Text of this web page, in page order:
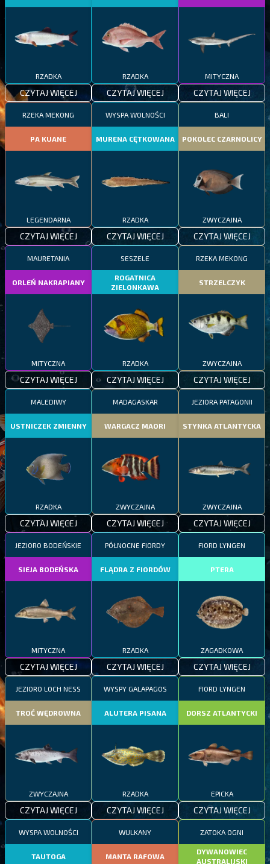
RZADKA
CZYTAJ WIĘCEJ
RZADKA
CZYTAJ WIĘCEJ
MITYCZNA
CZYTAJ WIĘCEJ
RZEKA MEKONG
PA KUANE
LEGENDARNA
CZYTAJ WIĘCEJ
WYSPA WOLNOŚCI
MURENA CĘTKOWANA
RZADKA
CZYTAJ WIĘCEJ
BALI
POKOLEC CZARNOLICY
ZWYCZAJNA
CZYTAJ WIĘCEJ
MAURETANIA
ORLEŃ NAKRAPIANY
MITYCZNA
CZYTAJ WIĘCEJ
SESZELE
ROGATNICA
ZIELONKAWA
RZADKA
CZYTAJ WIĘCEJ
RZEKA MEKONG
STRZELCZYK
ZWYCZAJNA
CZYTAJ WIĘCEJ
MALEDIWY
USTNICZEK ZMIENNY
RZADKA
CZYTAJ WIĘCEJ
MADAGASKAR
WARGACZ MAORI
ZWYCZAJNA
CZYTAJ WIĘCEJ
JEZIORA PATAGONII
STYNKA ATLANTYCKA
ZWYCZAJNA
CZYTAJ WIĘCEJ
JEZIORO BODEŃSKIE
SIEJA BODEŃSKA
MITYCZNA
CZYTAJ WIĘCEJ
PÓŁNOCNE FIORDY
FLĄDRA Z FIORDÓW
RZADKA
CZYTAJ WIĘCEJ
FIORD LYNGEN
PTERA
ZAGADKOWA
CZYTAJ WIĘCEJ
JEZIORO LOCH NESS
TROĆ WĘDROWNA
ZWYCZAJNA
CZYTAJ WIĘCEJ
WYSPY GALAPAGOS
ALUTERA PISANA
RZADKA
CZYTAJ WIĘCEJ
FIORD LYNGEN
DORSZ ATLANTYCKI
EPICKA
CZYTAJ WIĘCEJ
WYSPA WOLNOŚCI
TAUTOGA
WULKANY
MANTA RAFOWA
ZATOKA OGNI
DYWANOWIEC
AUSTRALIJSKI